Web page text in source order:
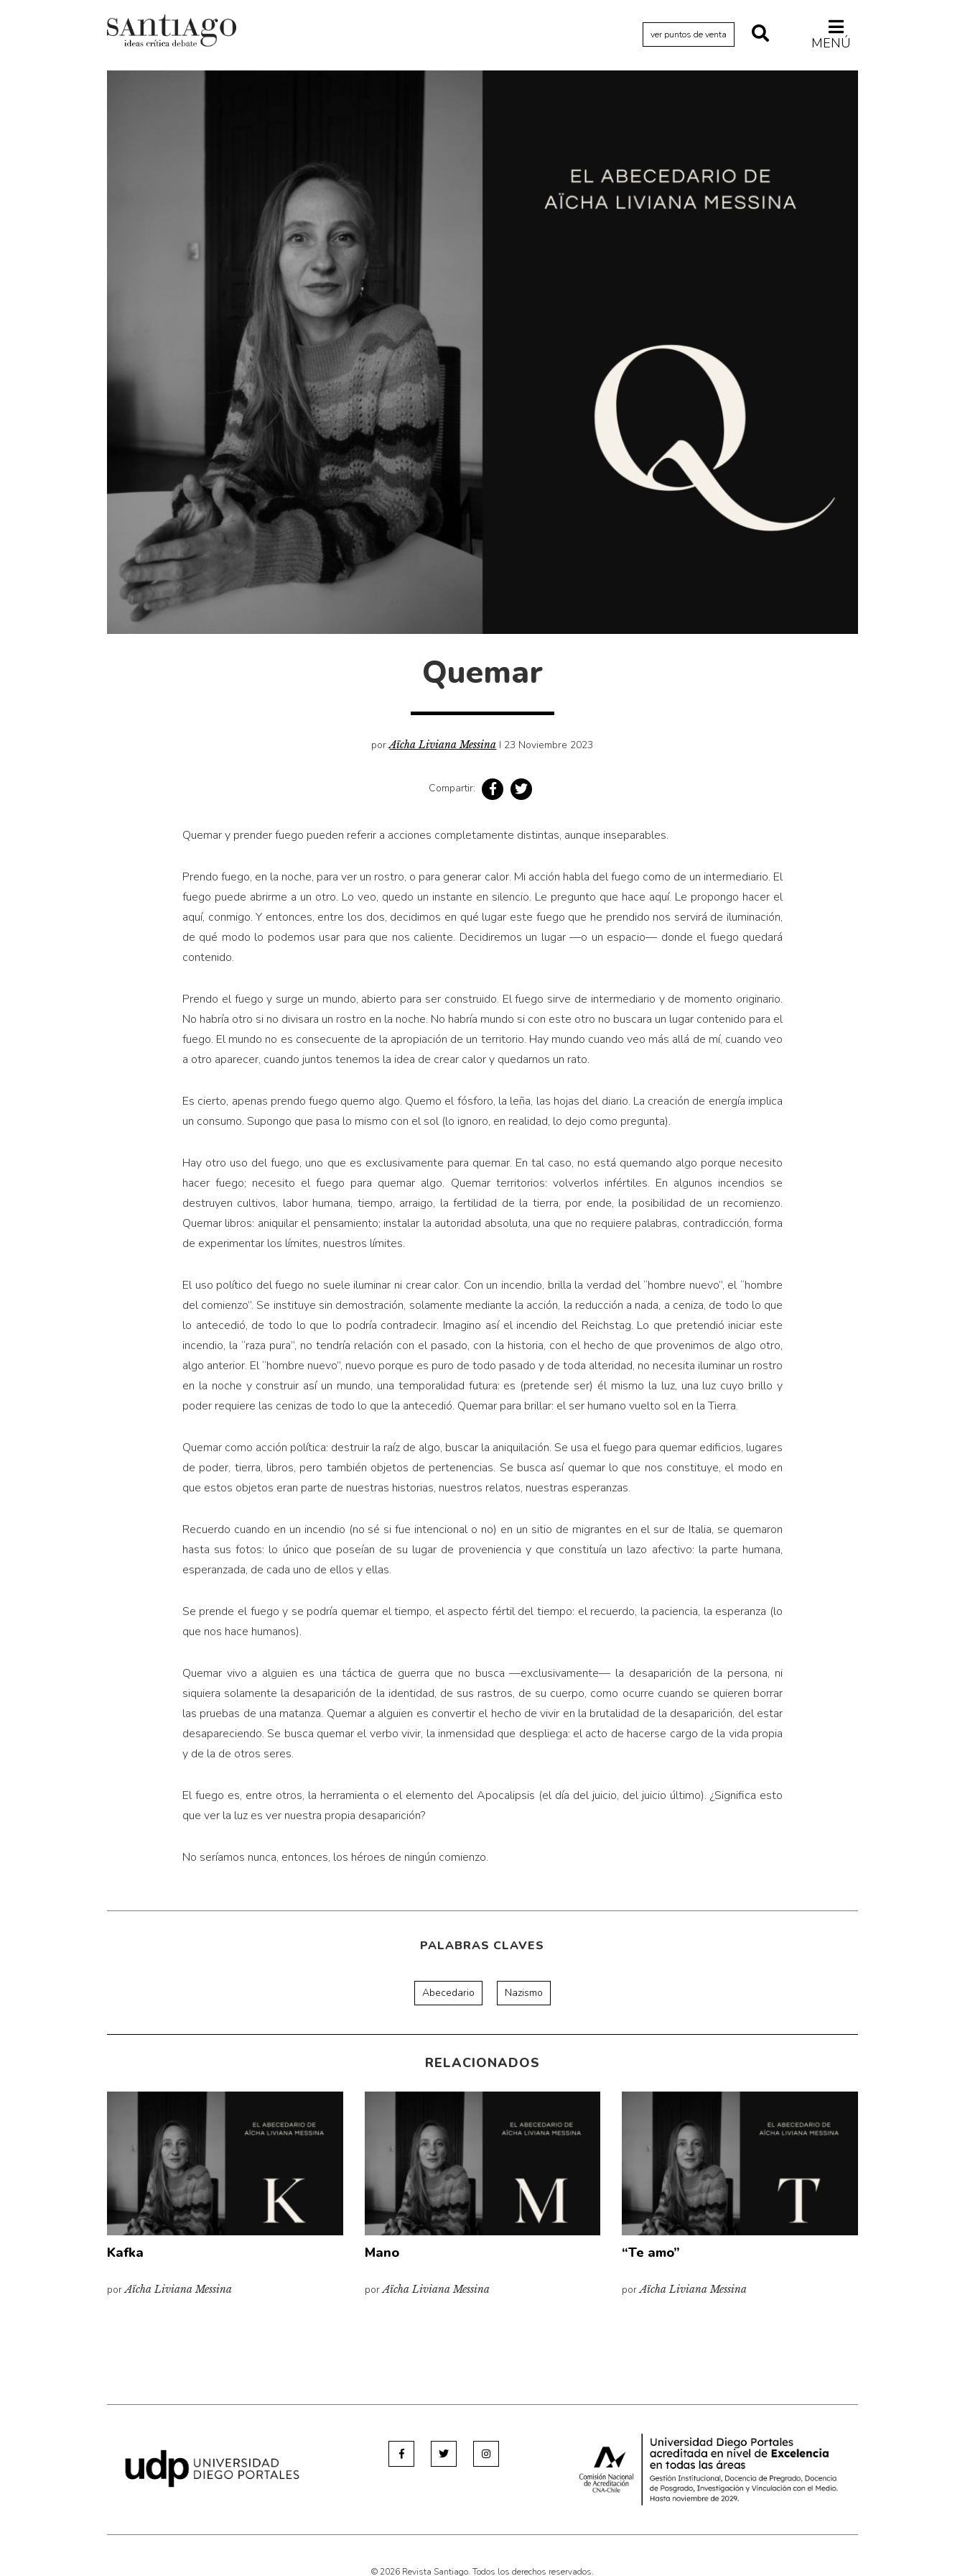
ver puntos de venta MENÚ
Documentos
Fragmentos
Gran reserva
Historia
Historia material de los libros
Lagunas mentales
Libros
Narrativas visuales
Quemar
porAïcha Liviana Messina I 23 Noviembre 2023
Compartir:
Quemar y prender fuego pueden referir a acciones completamente distintas, aunque inseparables.
Prendo fuego, en la noche, para ver un rostro, o para generar calor. Mi acción habla del fuego como de un intermediario. El
fuego puede abrirme a un otro. Lo veo, quedo un instante en silencio. Le pregunto que hace aquí. Le propongo hacer el
aquí, conmigo. Y entonces, entre los dos, decidimos en qué lugar este fuego que he prendido nos servirá de iluminación,
de qué modo lo podemos usar para que nos caliente. Decidiremos un lugar —o un espacio— donde el fuego quedará
contenido.
Prendo el fuego y surge un mundo, abierto para ser construido. El fuego sirve de intermediario y de momento originario.
No habría otro si no divisara un rostro en la noche. No habría mundo si con este otro no buscara un lugar contenido para el
fuego. El mundo no es consecuente de la apropiación de un territorio. Hay mundo cuando veo más allá de mí, cuando veo
a otro aparecer, cuando juntos tenemos la idea de crear calor y quedarnos un rato.
Es cierto, apenas prendo fuego quemo algo. Quemo el fósforo, la leña, las hojas del diario. La creación de energía implica
un consumo. Supongo que pasa lo mismo con el sol (lo ignoro, en realidad, lo dejo como pregunta).
Hay otro uso del fuego, uno que es exclusivamente para quemar. En tal caso, no está quemando algo porque necesito
hacer fuego; necesito el fuego para quemar algo. Quemar territorios: volverlos infértiles. En algunos incendios se
destruyen cultivos, labor humana, tiempo, arraigo, la fertilidad de la tierra, por ende, la posibilidad de un recomienzo.
Quemar libros: aniquilar el pensamiento; instalar la autoridad absoluta, una que no requiere palabras, contradicción, forma
de experimentar los límites, nuestros límites.
El uso político del fuego no suele iluminar ni crear calor. Con un incendio, brilla la verdad del “hombre nuevo”, el “hombre
del comienzo”. Se instituye sin demostración, solamente mediante la acción, la reducción a nada, a ceniza, de todo lo que
lo antecedió, de todo lo que lo podría contradecir. Imagino así el incendio del Reichstag. Lo que pretendió iniciar este
incendio, la “raza pura”, no tendría relación con el pasado, con la historia, con el hecho de que provenimos de algo otro,
algo anterior. El “hombre nuevo”, nuevo porque es puro de todo pasado y de toda alteridad, no necesita iluminar un rostro
en la noche y construir así un mundo, una temporalidad futura: es (pretende ser) él mismo la luz, una luz cuyo brillo y
poder requiere las cenizas de todo lo que la antecedió. Quemar para brillar: el ser humano vuelto sol en la Tierra.
Quemar como acción política: destruir la raíz de algo, buscar la aniquilación. Se usa el fuego para quemar edificios, lugares
de poder, tierra, libros, pero también objetos de pertenencias. Se busca así quemar lo que nos constituye, el modo en
que estos objetos eran parte de nuestras historias, nuestros relatos, nuestras esperanzas.
Recuerdo cuando en un incendio (no sé si fue intencional o no) en un sitio de migrantes en el sur de Italia, se quemaron
hasta sus fotos: lo único que poseían de su lugar de proveniencia y que constituía un lazo afectivo: la parte humana,
esperanzada, de cada uno de ellos y ellas.
Se prende el fuego y se podría quemar el tiempo, el aspecto fértil del tiempo: el recuerdo, la paciencia, la esperanza (lo
que nos hace humanos).
Quemar vivo a alguien es una táctica de guerra que no busca —exclusivamente— la desaparición de la persona, ni
siquiera solamente la desaparición de la identidad, de sus rastros, de su cuerpo, como ocurre cuando se quieren borrar
las pruebas de una matanza. Quemar a alguien es convertir el hecho de vivir en la brutalidad de la desaparición, del estar
desapareciendo. Se busca quemar el verbo vivir, la inmensidad que despliega: el acto de hacerse cargo de la vida propia
y de la de otros seres.
El fuego es, entre otros, la herramienta o el elemento del Apocalipsis (el día del juicio, del juicio último). ¿Significa esto
que ver la luz es ver nuestra propia desaparición?
No seríamos nunca, entonces, los héroes de ningún comienzo.
PALABRAS CLAVES
Abecedario Nazismo
RELACIONADOS
Kafka
porAïcha Liviana Messina
Mano
porAïcha Liviana Messina
“Te amo”
porAïcha Liviana Messina
© 2026 Revista Santiago. Todos los derechos reservados.